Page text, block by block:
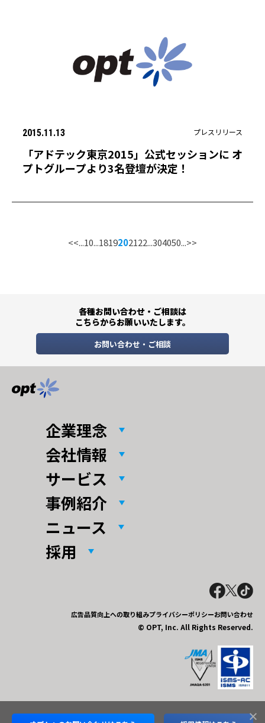
2015.11.13 プレスリリース
「アドテック東京2015」公式セッションに オ
プトグループより3名登壇が決定！
<<...10...1819202122...304050...>>
各種お問い合わせ・ご相談は
こちらからお願いいたします。
お問い合わせ・ご相談
企業理念
会社情報
サービス
事例紹介
ニュース
採用
広告品質向上への取り組みプライバシーポリシーお問い合わせ
© OPT, Inc. All Rights Reserved.